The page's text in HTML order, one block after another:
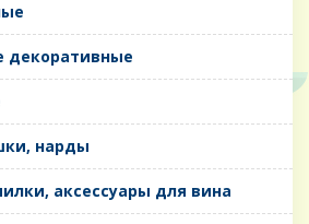
декоративные
нарды
аксессуары для вина